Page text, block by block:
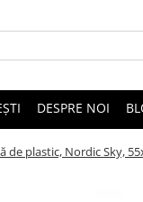
DESPRE NOI
de plastic, Nordic Sky,